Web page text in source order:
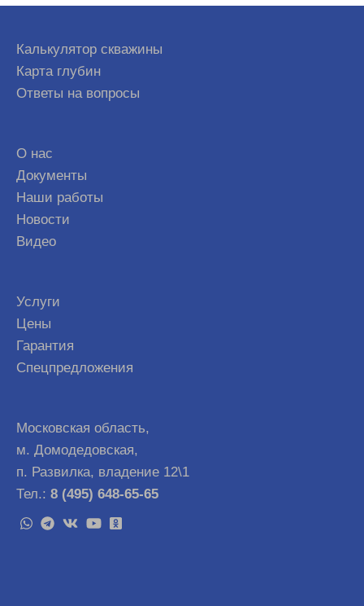
Калькулятор скважины
Карта глубин
Ответы на вопросы
О нас
Документы
Наши работы
Новости
Видео
Услуги
Цены
Гарантия
Спецпредложения
Московская область,
м. Домодедовская,
п. Развилка, владение 12\1
Тел.: 8 (495) 648-65-65